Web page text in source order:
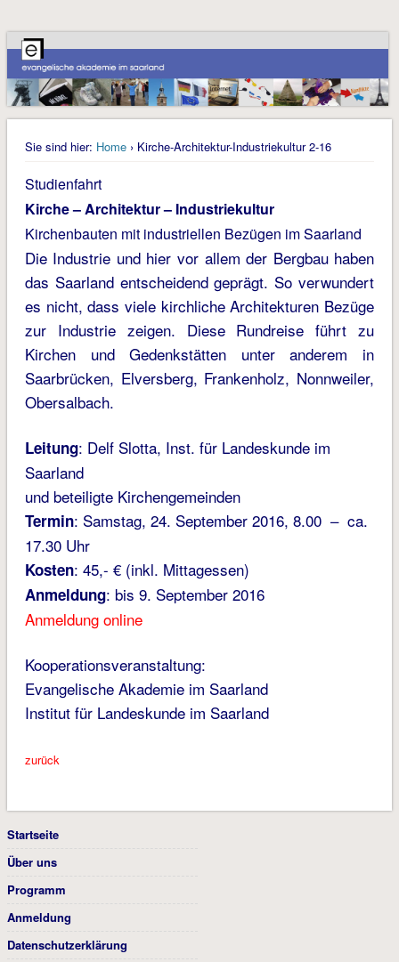
Sie sind hier: Home› Kirche-Architektur-Industriekultur 2-16
Studienfahrt
Kirche – Architektur – Industriekultur
Kirchenbauten mit industriellen Bezügen im Saarland
Die Industrie und hier vor allem der Bergbau haben
das Saarland entscheidend geprägt. So verwundert
es nicht, dass viele kirchliche Architekturen Bezüge
zur Industrie zeigen. Diese Rundreise führt zu
Kirchen und Gedenkstätten unter anderem in
Saarbrücken, Elversberg, Frankenholz, Nonnweiler,
Obersalbach.
Leitung: Delf Slotta, Inst. für Landeskunde im
Saarland
und beteiligte Kirchengemeinden
Termin: Samstag, 24. September 2016, 8.00 – ca.
17.30 Uhr
Kosten: 45,- € (inkl. Mittagessen)
Anmeldung: bis 9. September 2016
Anmeldung online
Kooperationsveranstaltung:
Evangelische Akademie im Saarland
Institut für Landeskunde im Saarland
zurück
Startseite
Über uns
Programm
Anmeldung
Datenschutzerklärung